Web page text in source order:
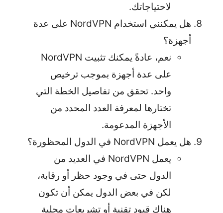
لاحتياجاتك.
هل يمكنني استخدام NordVPN على عدة
أجهزة؟
نعم، عادةً يمكنك تثبيت NordVPN
على عدة أجهزة بموجب ترخيص
واحد. تحقق من تفاصيل الخطة التي
تختارها لمعرفة العدد المحدد من
الأجهزة المدعومة.
هل يعمل NordVPN في الدول المحظورة؟
يعمل NordVPN في العديد من
الدول حتى في وجود حظر أو رقابة،
لكن في بعض الدول يمكن أن تكون
هناك قيود تقنية أو تشريعات محلية